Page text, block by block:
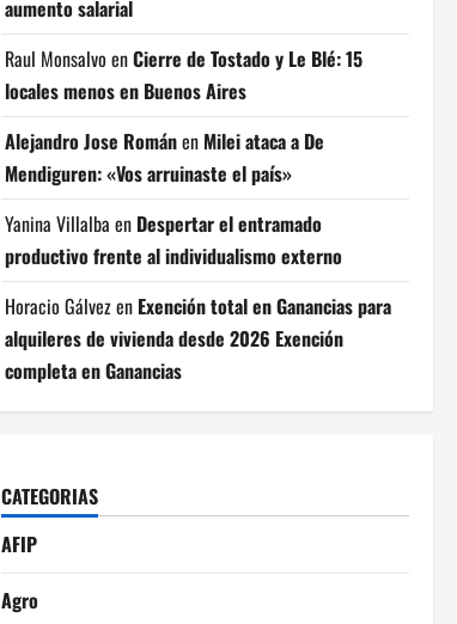
aumento salarial
Raul Monsalvo enCierre de Tostado y Le Blé: 15
locales menos en Buenos Aires
Alejandro Jose Románen Milei ataca a De
Mendiguren: «Vos arruinaste el país»
Yanina Villalba en Despertar el entramado
productivo frente al individualismo externo
Horacio Gálvezen Exención total en Ganancias para
alquileres de vivienda desde 2026 Exención
completa en Ganancias
CATEGORIAS
AFIP
Agro